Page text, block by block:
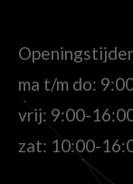
ma t/m do:
vrij: 9:00-
zat: 10:00-